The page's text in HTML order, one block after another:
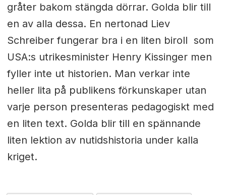
gråter bakom stängda dörrar. Golda blir till
en av alla dessa. En nertonad Liev
Schreiber fungerar bra i en liten biroll som
USA:s utrikesminister Henry Kissinger men
fyller inte ut historien. Man verkar inte
heller lita på publikens förkunskaper utan
varje person presenteras pedagogiskt med
en liten text. Golda blir till en spännande
liten lektion av nutidshistoria under kalla
kriget.